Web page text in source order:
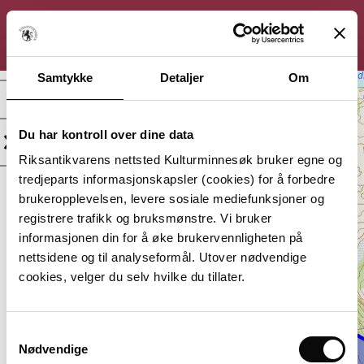
Samtykke Detaljer Om
Du har kontroll over dine data
Riksantikvarens nettsted Kulturminnesøk bruker egne og
tredjeparts informasjonskapsler (cookies) for å forbedre
brukeropplevelsen, levere sosiale mediefunksjoner og
registrere trafikk og bruksmønstre. Vi bruker
informasjonen din for å øke brukervennligheten på
nettsidene og til analyseformål. Utover nødvendige
cookies, velger du selv hvilke du tillater.
Nødvendige
Arkeologisk
minne
Agder,
Flekkefjord
Vernestatus:
Uten vern
Datering:
1900 tallet,
første kvartal
Lagt inn av:
KULTURMINNESØK